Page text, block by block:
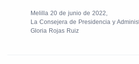
Melilla 20 de junio de 2022,
La Consejera de Presidencia y
Gloria Rojas Ruiz